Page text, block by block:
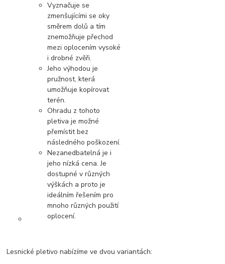
Vyznačuje se
zmenšujícími se oky
směrem dolů a tím
znemožňuje přechod
mezi oplocením vysoké
i drobné zvěři.
Jeho výhodou je
pružnost, která
umožňuje kopírovat
terén.
Ohradu z tohoto
pletiva je možné
přemístit bez
následného poškození.
Nezanedbatelná je i
jeho nízká cena. Je
dostupné v různých
výškách a proto je
ideálním řešením pro
mnoho různých použití
oplocení.
Lesnické pletivo nabízíme ve dvou variantách: